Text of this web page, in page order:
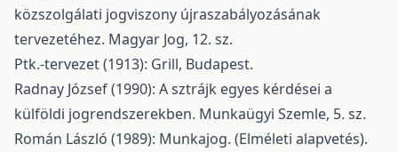
közszolgálati jogviszony újraszabályozásának
tervezetéhez. Magyar Jog, 12. sz.
Ptk.-tervezet (1913): Grill, Budapest.
Radnay József (1990): A sztrájk egyes kérdései a
külföldi jogrendszerekben. Munkaügyi Szemle, 5. sz.
Román László (1989): Munkajog. (Elméleti alapvetés).